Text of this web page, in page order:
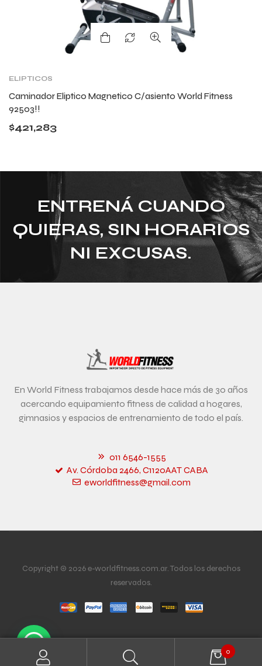
ELIPTICOS
Caminador Eliptico Magnetico C/asiento World Fitness
92503!!
$421,283
ENTRENÁ CUANDO
QUIERAS, SIN HORARIOS
NI EXCUSAS.
En World Fitness trabajamos desde hace más de 30 años
acercando equipamiento fitness de calidad a hogares,
gimnasios y espacios de entrenamiento de todo el país.
011 6546-1555
Av. Córdoba 2466, C1120AAT CABA
eworldfitness@gmail.com
Copyright © 2026 e-worldfitness.com.ar. Todos los derechos
reservados.
0